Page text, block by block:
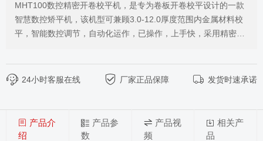
MHT100数控精密开卷校平机，是专为卷板开卷校平设计的一款
智慧数控矫平机，该机型可兼顾3.0-12.0厚度范围内金属材料校
平，智能数控调节，自动化运作，已操作，上手快，采用精密电
24小时客服在线
厂家正品保障 发货时速承诺
产品介
绍
产品参
数
产品视
频
相关产
品